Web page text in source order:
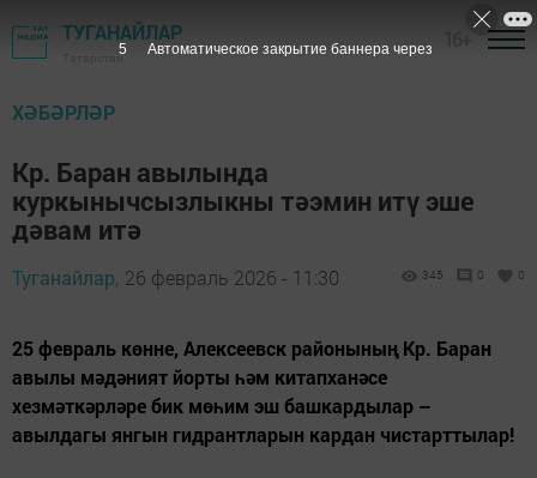
ТУГАНАЙЛАР
Татарстан
ХӘБӘРЛӘР
Кр. Баран авылында
куркынычсызлыкны тәэмин итү эше
дәвам итә
Туганайлар, 26 февраль 2026 - 11:30 345 0 0
25 февраль көнне, Алексеевск районының Кр. Баран
авылы мәдәният йорты һәм китапханәсе
хезмәткәрләре бик мөһим эш башкардылар –
авылдагы янгын гидрантларын кардан чистарттылар!
3 Автоматическое закрытие баннера через